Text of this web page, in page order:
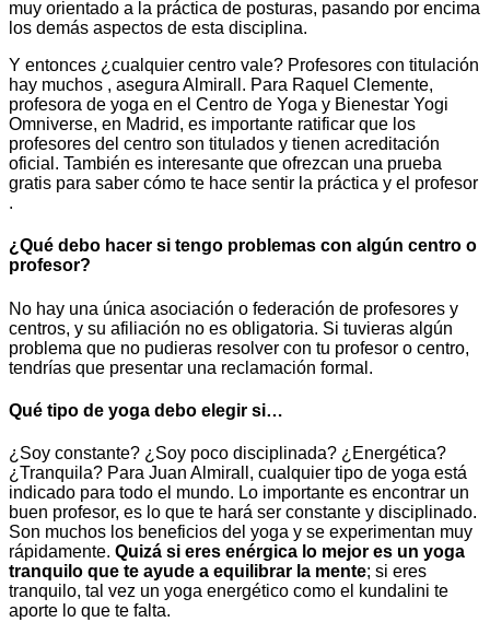
muy orientado a la práctica de posturas, pasando por encima
los demás aspectos de esta disciplina.
Y entonces ¿cualquier centro vale? Profesores con titulación
hay muchos , asegura Almirall. Para Raquel Clemente,
profesora de yoga en el Centro de Yoga y Bienestar Yogi
Omniverse, en Madrid, es importante ratificar que los
profesores del centro son titulados y tienen acreditación
oficial. También es interesante que ofrezcan una prueba
gratis para saber cómo te hace sentir la práctica y el profesor
.
¿Qué debo hacer si tengo problemas con algún centro o
profesor?
No hay una única asociación o federación de profesores y
centros, y su afiliación no es obligatoria. Si tuvieras algún
problema que no pudieras resolver con tu profesor o centro,
tendrías que presentar una reclamación formal.
Qué tipo de yoga debo elegir si…
¿Soy constante? ¿Soy poco disciplinada? ¿Energética?
¿Tranquila? Para Juan Almirall, cualquier tipo de yoga está
indicado para todo el mundo. Lo importante es encontrar un
buen profesor, es lo que te hará ser constante y disciplinado.
Son muchos los beneficios del yoga y se experimentan muy
rápidamente. Quizá si eres enérgica lo mejor es un yoga
tranquilo que te ayude a equilibrar la mente; si eres
tranquilo, tal vez un yoga energético como el kundalini te
aporte lo que te falta.